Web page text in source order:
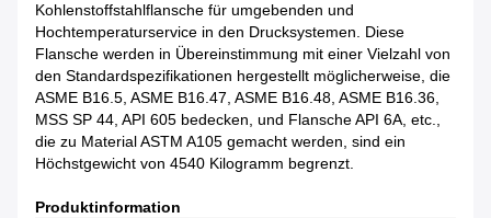
Kohlenstoffstahlflansche für umgebenden und
Hochtemperaturservice in den Drucksystemen. Diese
Flansche werden in Übereinstimmung mit einer Vielzahl von
den Standardspezifikationen hergestellt möglicherweise, die
ASME B16.5, ASME B16.47, ASME B16.48, ASME B16.36,
MSS SP 44, API 605 bedecken, und Flansche API 6A, etc.,
die zu Material ASTM A105 gemacht werden, sind ein
Höchstgewicht von 4540 Kilogramm begrenzt.
Produktinformation